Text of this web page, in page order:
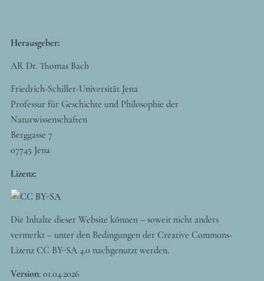
Herausgeber:
AR Dr. Thomas Bach
Friedrich-Schiller-Universität Jena
Professur für Geschichte und Philosophie der
Naturwissenschaften
Berggasse 7
07745 Jena
Lizenz:
Die Inhalte dieser Website können – soweit nicht anders
vermerkt – unter den Bedingungen der Creative Commons-
Lizenz CC BY-SA 4.0 nachgenutzt werden.
Version: 01.04.2026